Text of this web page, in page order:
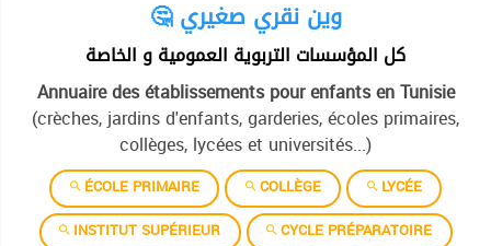
🤔 وين نقري صغيري
كل المؤسسات التربوية العمومية و الخاصة
Annuaire des établissements pour enfants en Tunisie
(crèches, jardins d'enfants, garderies, écoles primaires,
collèges, lycées et universités...)
ÉCOLE PRIMAIRE COLLÈGE
LYCÉE
INSTITUT SUPÉRIEUR
CYCLE PRÉPARATOIRE